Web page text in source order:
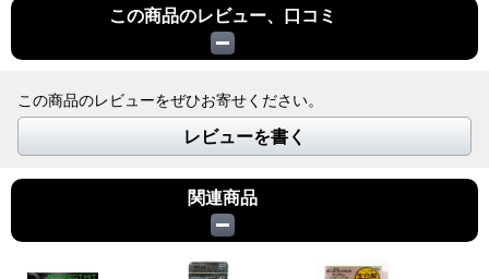
この商品のレビュー、口コミ
この商品のレビューをぜひお寄せください。
レビューを書く
関連商品